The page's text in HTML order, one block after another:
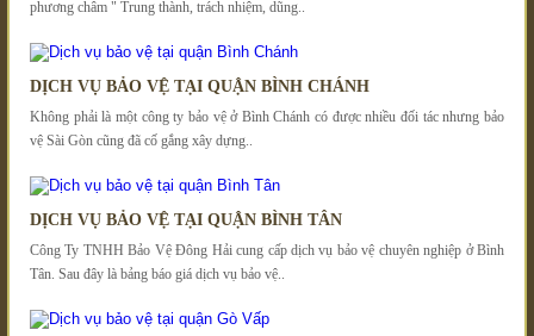
phương châm " Trung thành, trách nhiệm, dũng..
DỊCH VỤ BẢO VỆ TẠI QUẬN BÌNH CHÁNH
Không phải là một công ty bảo vệ ở Bình Chánh có được nhiều đối tác nhưng bảo
vệ Sài Gòn cũng đã cố gắng xây dựng..
DỊCH VỤ BẢO VỆ TẠI QUẬN BÌNH TÂN
Công Ty TNHH Bảo Vệ Đông Hải cung cấp dịch vụ bảo vệ chuyên nghiệp ở Bình
Tân. Sau đây là bảng báo giá dịch vụ bảo vệ..